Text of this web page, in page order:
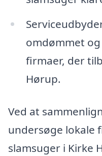
omdømmet
firmaer, der
Hørup.
Ved at
undersøge lokale
slamsuger i Kirke